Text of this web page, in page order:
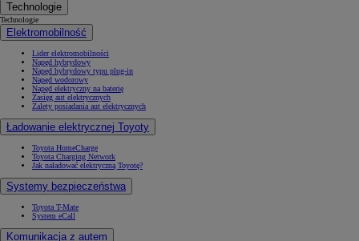
Technologie
Technologie
Elektromobilność
Lider elektromobilności
Napęd hybrydowy
Napęd hybrydowy typu plug-in
Napęd wodorowy
Napęd elektryczny na baterię
Zasięg aut elektrycznych
Zalety posiadania aut elektrycznych
Ładowanie elektrycznej Toyoty
Toyota HomeCharge
Toyota Charging Network
Jak naładować elektryczną Toyotę?
Systemy bezpieczeństwa
Toyota T-Mate
System eCall
Komunikacja z autem